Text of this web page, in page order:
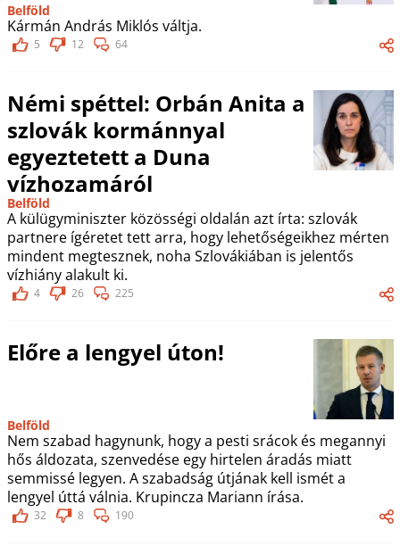
Belföld
Kármán András Miklós váltja.
5 12 64
Némi spéttel: Orbán Anita a
szlovák kormánnyal
egyeztetett a Duna
vízhozamáról
Belföld
A külügyminiszter közösségi oldalán azt írta: szlovák
partnere ígéretet tett arra, hogy lehetőségeikhez mérten
mindent megtesznek, noha Szlovákiában is jelentős
vízhiány alakult ki.
4 26 225
Előre a lengyel úton!
Belföld
Nem szabad hagynunk, hogy a pesti srácok és megannyi
hős áldozata, szenvedése egy hirtelen áradás miatt
semmissé legyen. A szabadság útjának kell ismét a
lengyel úttá válnia. Krupincza Mariann írása.
32 8 190